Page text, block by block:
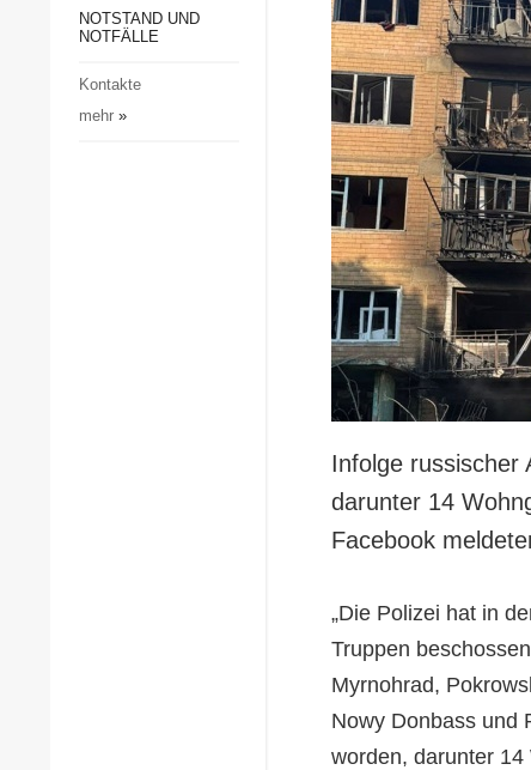
Gesellschaft und Kultur
Notstand und Notfälle
NOTSTAND UND
NOTFÄLLE
Kontakte
mehr»
Infolge russischer
darunter 14
Facebook
„Die Polizei hat in
Truppen
Myrnohrad,
Nowy Donbass und
worden, darunter 14